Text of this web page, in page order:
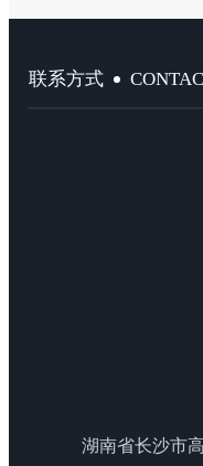
联系方式
湖南省长沙市